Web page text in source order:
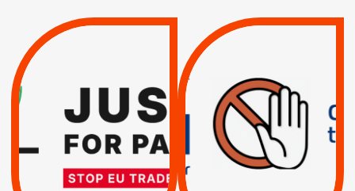
VIOLATIONS DES
SUSPENSION
TOTALE DE
L’ACCORD
D’ASSOCIATION UE-
RESPECT DU DROIT
INTERNATIONAL ?
TRUMP, MACRON :
MÊME COMBAT
| Actus |